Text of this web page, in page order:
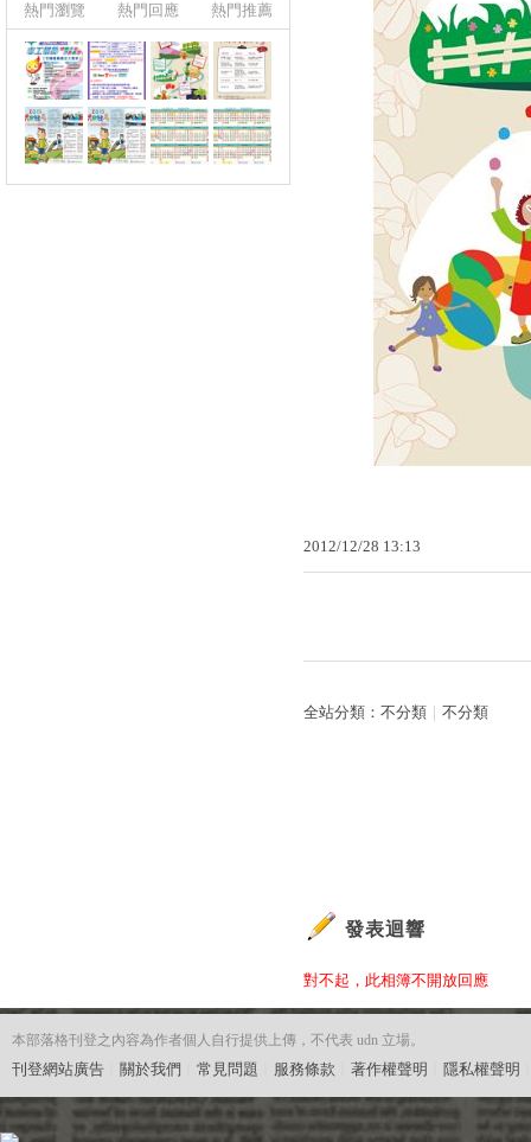
2012/12/28 13:13
全站分類： 不分類 不分類
發表迴響
對不起，此相簿不開放回應
熱門瀏覽
熱門回應 熱門推薦
本部落格刊登之內容為作者個人自行提供上傳，不代表 udn 立場。
刊登網站廣告 關於我們 常見問題 服務條款 著作權聲明 隱私權聲明